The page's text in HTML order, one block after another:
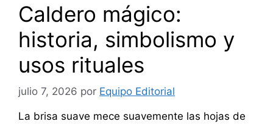
Caldero mágico:
historia, simbolismo y
usos rituales
julio 7, 2026 por Equipo Editorial
La brisa suave mece suavemente las hojas de